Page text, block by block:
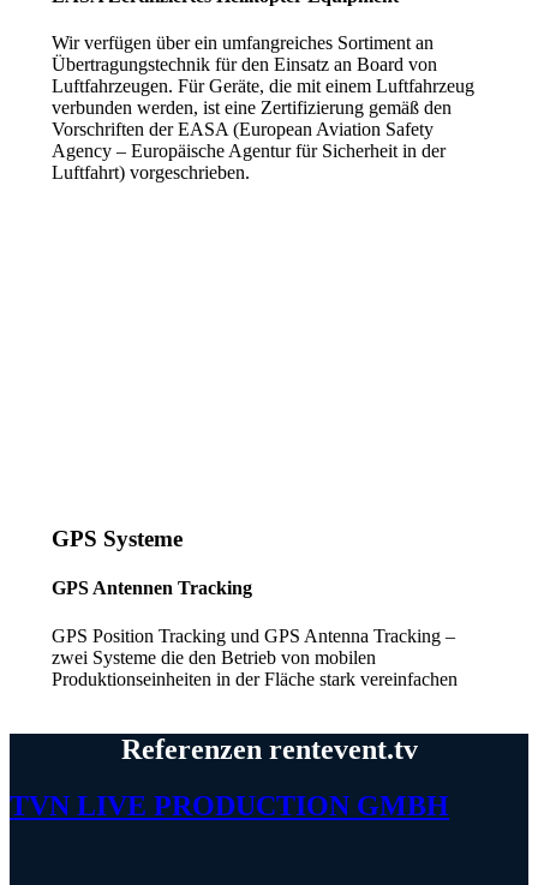
Wir verfügen über ein umfangreiches Sortiment an
Übertragungstechnik für den Einsatz an Board von
Luftfahrzeugen. Für Geräte, die mit einem Luftfahrzeug
verbunden werden, ist eine Zertifizierung gemäß den
Vorschriften der EASA (European Aviation Safety
Agency – Europäische Agentur für Sicherheit in der
Luftfahrt) vorgeschrieben.
GPS Systeme
GPS Antennen Tracking
GPS Position Tracking und GPS Antenna Tracking –
zwei Systeme die den Betrieb von mobilen
Produktionseinheiten in der Fläche stark vereinfachen
Referenzen rentevent.tv
TVN LIVE PRODUCTION GMBH